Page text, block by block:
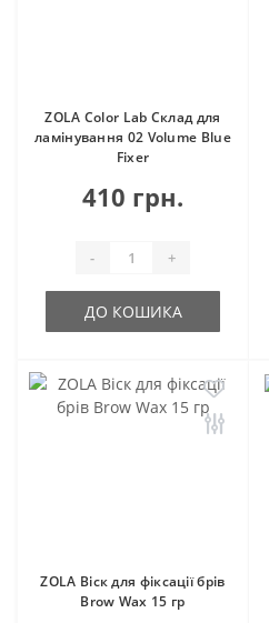
ZOLA Color Lab Склад для
ламінування 02 Volume Blue
Fixer
410 грн.
- +
ДО КОШИКА
ZOLA Віск для фіксації брів
Brow Wax 15 гр